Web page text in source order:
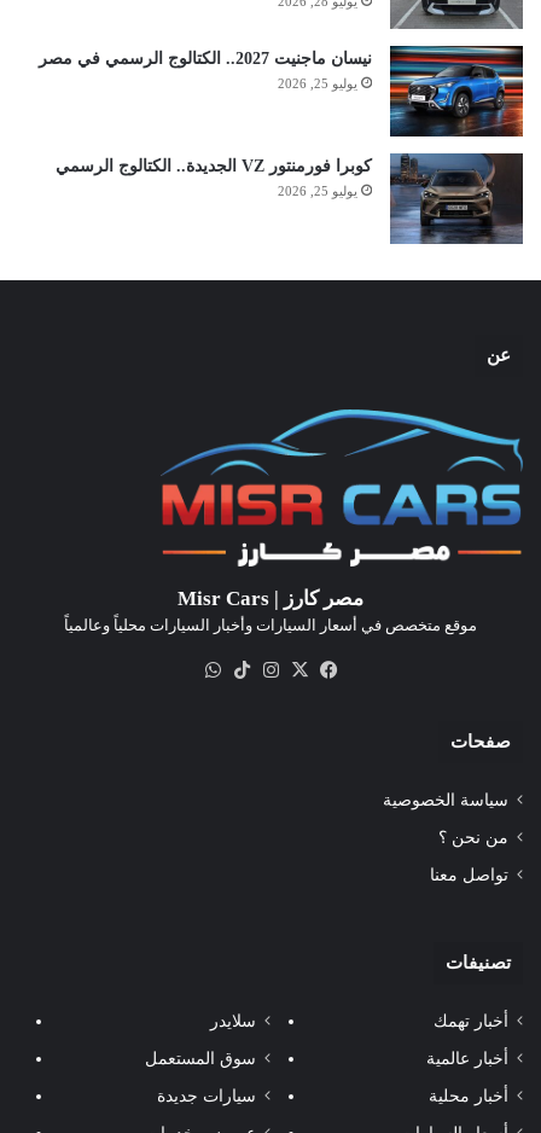
نيسان ماجنيت 2027.. الكتالوج الرسمي في مصر
يوليو 25, 2026
كوبرا فورمنتور VZ الجديدة.. الكتالوج الرسمي
يوليو 25, 2026
عن
مصر كارز | Misr Cars
موقع متخصص في أسعار السيارات وأخبار السيارات محلياً وعالمياً
فيسبوك
‫X انستقرام‫TikTok
صفحات
سياسة الخصوصية
من نحن ؟
تواصل معنا
تصنيفات
أخبار تهمك
أخبار عالمية
أخبار محلية
سلايدر
سوق المستعمل
سيارات جديدة